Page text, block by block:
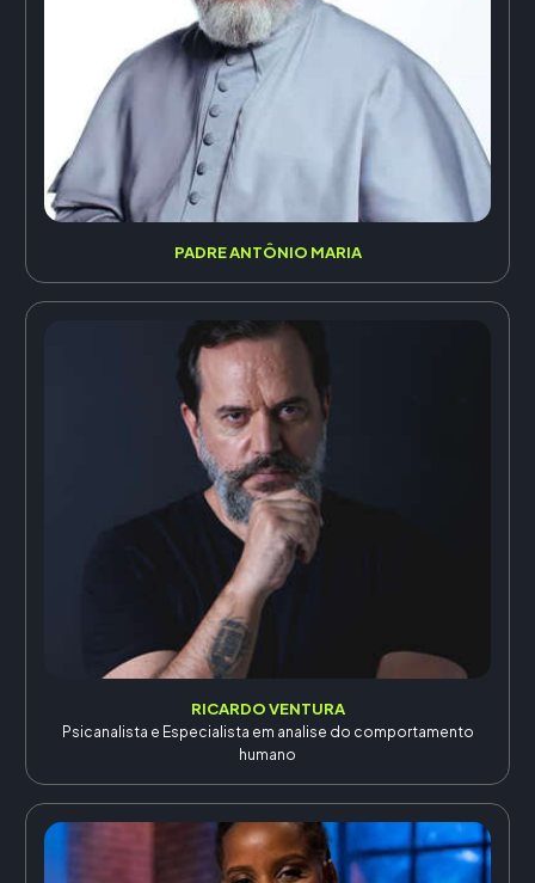
PADRE ANTÔNIO MARIA
RICARDO VENTURA
Psicanalista e Especialista em analise do comportamento
humano